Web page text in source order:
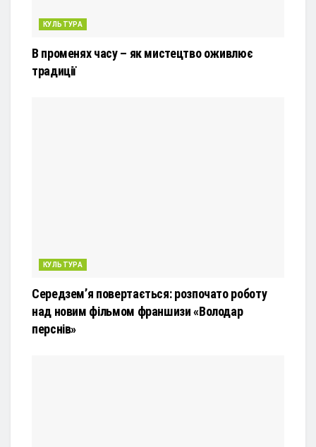
КУЛЬТУРА
В променях часу – як мистецтво оживлює
традиції
КУЛЬТУРА
Середзем’я повертається: розпочато роботу
над новим фільмом франшизи «Володар
перснів»